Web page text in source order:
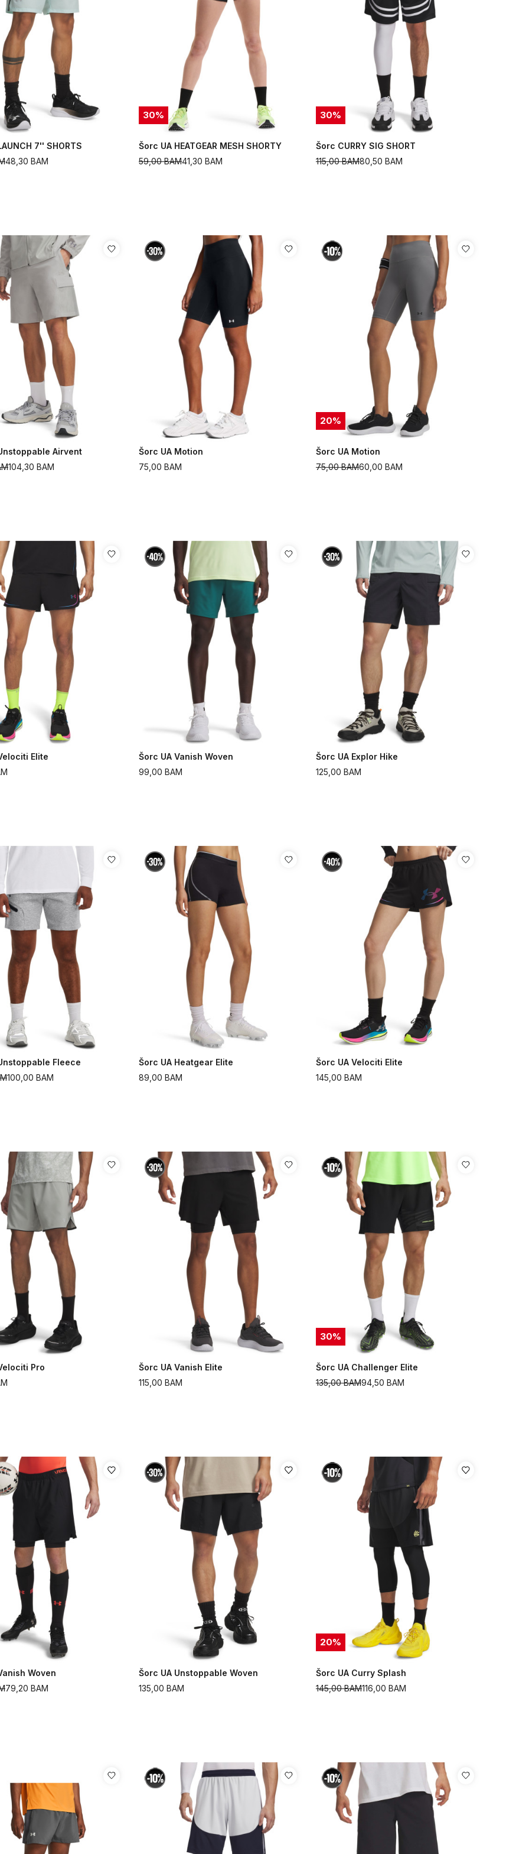
7'' SHORTS
48,30 BAM
30%
Šorc UA HEATGEAR MESH SHORTY
41,30 BAM
59,00BAM
30%
Šorc CURRY SIG SHORT
80,50 BAM
115,00BAM
Airvent
104,30 BAM
Šorc UA Motion
75,00 BAM
20%
Šorc UA Motion
60,00 BAM
75,00BAM
Elite
Šorc UA Vanish Woven
99,00 BAM
Šorc UA Explor Hike
125,00 BAM
Fleece
100,00 BAM
Šorc UA Heatgear Elite
89,00 BAM
Šorc UA Velociti Elite
145,00 BAM
Pro
Šorc UA Vanish Elite
115,00 BAM
30%
Šorc UA Challenger Elite
94,50 BAM
135,00BAM
Woven
79,20 BAM
Šorc UA Unstoppable Woven
135,00 BAM
20%
Šorc UA Curry Splash
116,00 BAM
145,00BAM